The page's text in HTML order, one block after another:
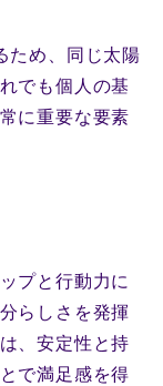
ため、同じ太陽
でも個人の基
に重要な要素
プと行動力に
らしさを発揮
、安定性と持
で満足感を得